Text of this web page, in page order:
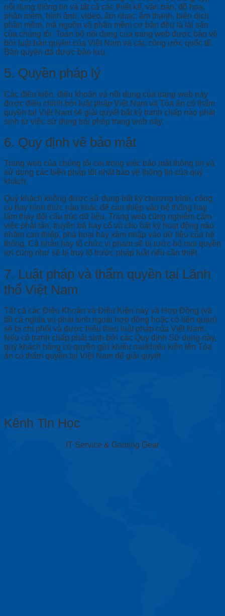
nội dung thông tin và tất cả các thiết kế, văn bản, đồ họa,
phần mềm, hình ảnh, video, âm nhạc, âm thanh, biên dịch
phần mềm, mã nguồn và phần mềm cơ bản đều là tài sản
của chúng tôi. Toàn bộ nội dung của trang web được bảo vệ
bởi luật bản quyền của Việt Nam và các công ước quốc tế.
Bản quyền đã được bảo lưu.
5. Quyền pháp lý
Các điều kiện, điều khoản và nội dung của trang web này
được điều chỉnh bởi luật pháp Việt Nam và Tòa án có thẩm
quyền tại Việt Nam sẽ giải quyết bất kỳ tranh chấp nào phát
sinh từ việc sử dụng trái phép trang web này.
6. Quy định về bảo mật
Trang web của chúng tôi coi trọng việc bảo mật thông tin và
sử dụng các biện pháp tốt nhất bảo vệ thông tin của quý
khách.
Quý khách không được sử dụng bất kỳ chương trình, công
cụ hay hình thức nào khác để can thiệp vào hệ thống hay
làm thay đổi cấu trúc dữ liệu. Trang web cũng nghiêm cấm
việc phát tán, truyền bá hay cổ vũ cho bất kỳ hoạt động nào
nhằm can thiệp, phá hoại hay xâm nhập vào dữ liệu của hệ
thống. Cá nhân hay tổ chức vi phạm sẽ bị tước bỏ mọi quyền
lợi cũng như sẽ bị truy tố trước pháp luật nếu cần thiết.
7. Luật pháp và thẩm quyền tại Lãnh
thổ Việt Nam
Tất cả các Điều Khoản và Điều Kiện này và Hợp Đồng (và
tất cả nghĩa vụ phát sinh ngoài hợp đồng hoặc có liên quan)
sẽ bị chi phối và được hiểu theo luật pháp của Việt Nam.
Nếu có tranh chấp phát sinh bởi các Quy định Sử dụng này,
quý khách hàng có quyền gửi khiếu nại/khiếu kiện lên Tòa
án có thẩm quyền tại Việt Nam để giải quyết.
Kênh Tin Học
IT Service & Gaming Gear